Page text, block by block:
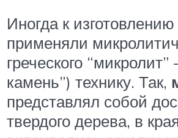
Иногда к
применяли
греческого
камень”) технику. Так,
представлял собой
твердого дерева, в